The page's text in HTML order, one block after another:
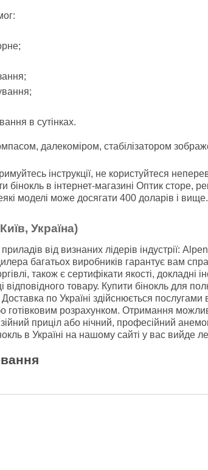
в сутінках.
далекоміром, стабілізатором
інструкції, не користуйтеся
в інтернет-магазині Оптик сторе,
моделі може досягати 400 доларів і вище.
Україна)
від визнаних лідерів індустрії:
багатьох виробників гарантує вам
також є сертифікати якості, докладні
відповідного товару. Купити бінокль для
по Україні здійснюється послугами
розрахунком. Отримання
приціл або нічний, професійний
в Україні на нашому сайті у вас вийде